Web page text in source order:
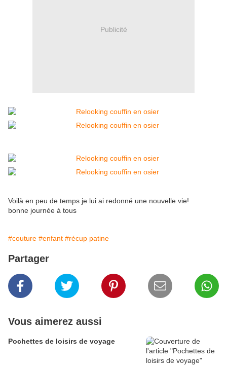
Publicité
Voilà en peu de temps je lui ai redonné une nouvelle vie!
bonne journée à tous
#couture #enfant #récup patine
Partager
Vous aimerez aussi
Pochettes de loisirs de voyage